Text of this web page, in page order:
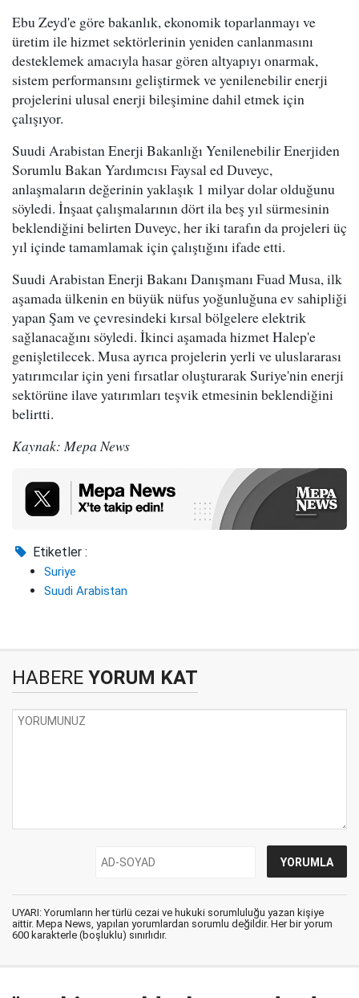
Ebu Zeyd'e göre bakanlık, ekonomik toparlanmayı ve
üretim ile hizmet sektörlerinin yeniden canlanmasını
desteklemek amacıyla hasar gören altyapıyı onarmak,
sistem performansını geliştirmek ve yenilenebilir enerji
projelerini ulusal enerji bileşimine dahil etmek için
çalışıyor.
Suudi Arabistan Enerji Bakanlığı Yenilenebilir Enerjiden
Sorumlu Bakan Yardımcısı Faysal ed Duveyc,
anlaşmaların değerinin yaklaşık 1 milyar dolar olduğunu
söyledi. İnşaat çalışmalarının dört ila beş yıl sürmesinin
beklendiğini belirten Duveyc, her iki tarafın da projeleri üç
yıl içinde tamamlamak için çalıştığını ifade etti.
Suudi Arabistan Enerji Bakanı Danışmanı Fuad Musa, ilk
aşamada ülkenin en büyük nüfus yoğunluğuna ev sahipliği
yapan Şam ve çevresindeki kırsal bölgelere elektrik
sağlanacağını söyledi. İkinci aşamada hizmet Halep'e
genişletilecek. Musa ayrıca projelerin yerli ve uluslararası
yatırımcılar için yeni fırsatlar oluşturarak Suriye'nin enerji
sektörüne ilave yatırımları teşvik etmesinin beklendiğini
belirtti.
Kaynak: Mepa News
Etiketler :
Suriye
Suudi Arabistan
HABERE YORUM KAT
UYARI: Yorumların her türlü cezai ve hukuki sorumluluğu yazan kişiye
aittir. Mepa News, yapılan yorumlardan sorumlu değildir. Her bir yorum
600 karakterle (boşluklu) sınırlıdır.